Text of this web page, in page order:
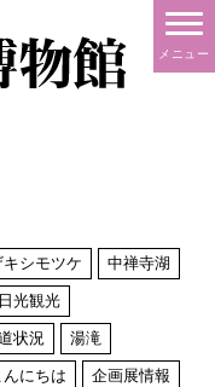
メニュー
キシモツケ 中禅寺湖
光観光
状況 湯滝
にちは 企画展情報